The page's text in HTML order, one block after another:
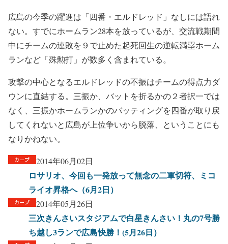
広島の今季の躍進は「四番・エルドレッド」なしには語れ
ない。すでにホームラン28本を放っているが、交流戦期間
中にチームの連敗を９で止めた起死回生の逆転満塁ホーム
ランなど「殊勲打」が数多く含まれている。
攻撃の中心となるエルドレッドの不振はチームの得点力ダ
ウンに直結する。三振か、バットを折るかの２者択一では
なく、三振かホームランかのバッティングを四番が取り戻
してくれないと広島が上位争いから脱落、ということにも
なりかねない。
2014年06月02日
ロサリオ、今回も一発放って無念の二軍切符、ミコ
ライオ昇格へ（6月2日）
2014年05月26日
三次きんさいスタジアムで白星きんさい！丸の7号勝
ち越し3ランで広島快勝！(5月26日）